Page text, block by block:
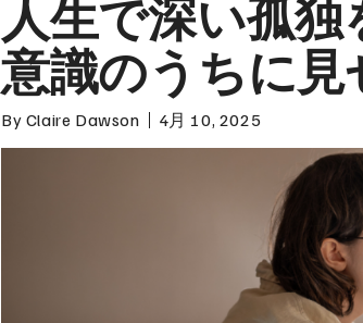
人生で深い孤
意識のうちに
By Claire Dawson 4月 10, 2025